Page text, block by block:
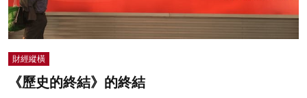
財經縱橫
《歷史的終結》的終結